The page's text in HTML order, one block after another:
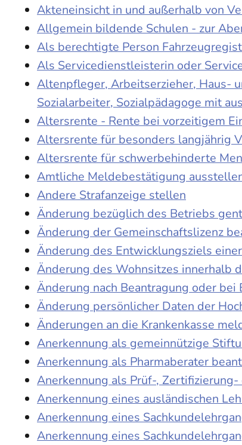
Akteneinsicht in und außerhalb von
Allgemein bildende Schulen - zur
Als berechtigte Person
Als Servicedienstleisterin oder
Altenpfleger, Arbeitserzieher, Haus-
Sozialarbeiter, Sozialpädagoge mit
Altersrente - Rente bei vorzeitigem
Altersrente für besonders langjährig
Altersrente für schwerbehinderte
Amtliche Meldebestätigung
Andere Strafanzeige stellen
Änderung bezüglich des Betriebs
Änderung der Gemeinschaftslizenz
Änderung des Entwicklungsziels
Änderung des Wohnsitzes innerhalb
Änderung nach Beantragung oder
Änderung persönlicher Daten der
Änderungen an die Krankenkasse
Anerkennung als gemeinnützige
Anerkennung als Pharmaberater
Anerkennung als Prüf-,
Anerkennung eines ausländischen
Anerkennung eines
Anerkennung eines